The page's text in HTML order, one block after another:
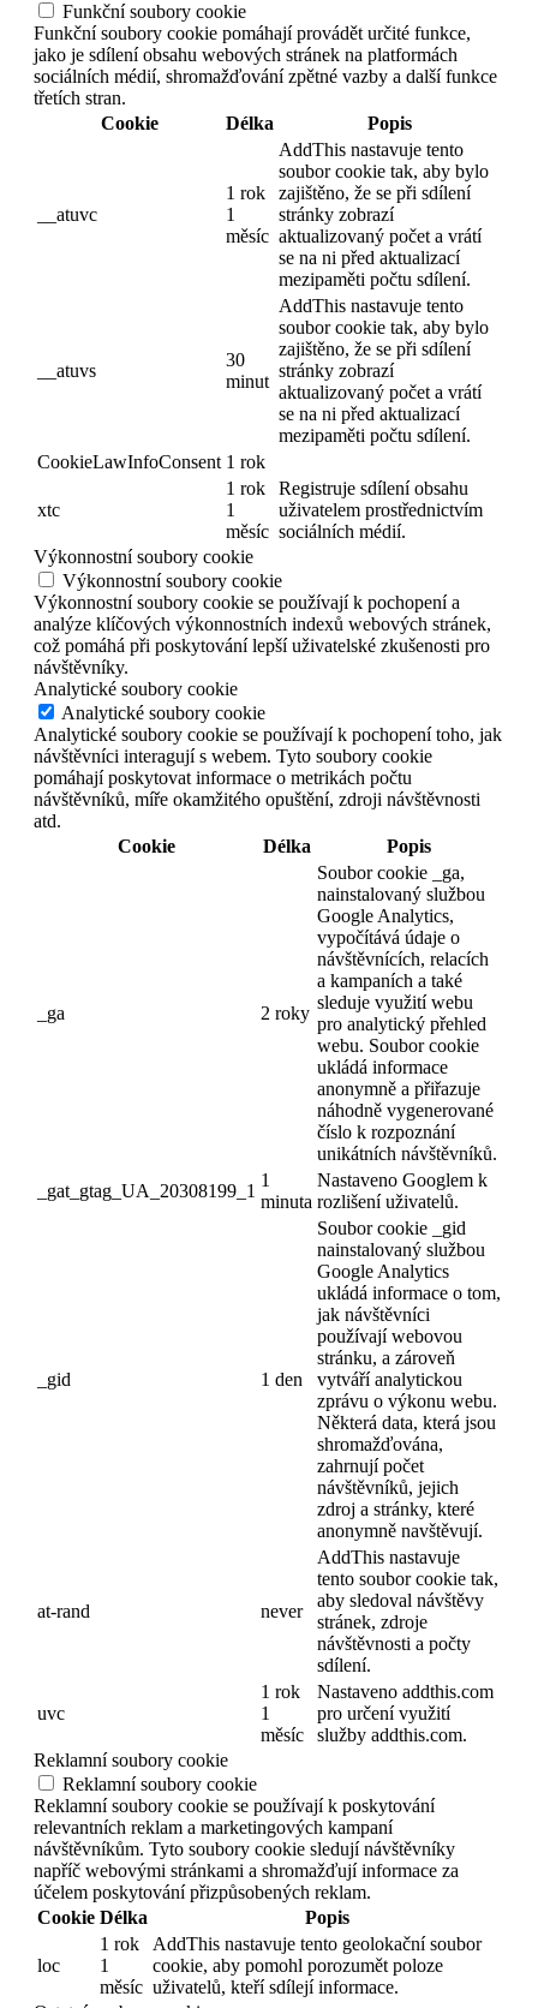
Funkční soubory cookie
Funkční soubory cookie pomáhají provádět určité funkce,
jako je sdílení obsahu webových stránek na platformách
sociálních médií, shromažďování zpětné vazby a další funkce
třetích stran.
Cookie
Délka Popis
__atuvc
1 rok
1
měsíc
AddThis nastavuje tento
soubor cookie tak, aby bylo
zajištěno, že se při sdílení
stránky zobrazí
aktualizovaný počet a vrátí
se na ni před aktualizací
mezipaměti počtu sdílení.
__atuvs
30
minut
AddThis nastavuje tento
soubor cookie tak, aby bylo
zajištěno, že se při sdílení
stránky zobrazí
aktualizovaný počet a vrátí
se na ni před aktualizací
mezipaměti počtu sdílení.
CookieLawInfoConsent 1 rok
xtc
1 rok
1
měsíc
Registruje sdílení obsahu
uživatelem prostřednictvím
sociálních médií.
Výkonnostní soubory cookie
Výkonnostní soubory cookie
Výkonnostní soubory cookie se používají k pochopení a
analýze klíčových výkonnostních indexů webových stránek,
což pomáhá při poskytování lepší uživatelské zkušenosti pro
návštěvníky.
Analytické soubory cookie
Analytické soubory cookie
Analytické soubory cookie se používají k pochopení toho, jak
návštěvníci interagují s webem. Tyto soubory cookie
pomáhají poskytovat informace o metrikách počtu
návštěvníků, míře okamžitého opuštění, zdroji návštěvnosti
atd.
Cookie
Délka Popis
_ga 2 roky
Soubor cookie _ga,
nainstalovaný službou
Google Analytics,
vypočítává údaje o
návštěvnících, relacích
a kampaních a také
sleduje využití webu
pro analytický přehled
webu. Soubor cookie
ukládá informace
anonymně a přiřazuje
náhodně vygenerované
číslo k rozpoznání
unikátních návštěvníků.
_gat_gtag_UA_20308199_1
1
minuta
Nastaveno Googlem k
rozlišení uživatelů.
_gid 1 den
Soubor cookie _gid
nainstalovaný službou
Google Analytics
ukládá informace o tom,
jak návštěvníci
používají webovou
stránku, a zároveň
vytváří analytickou
zprávu o výkonu webu.
Některá data, která jsou
shromažďována,
zahrnují počet
návštěvníků, jejich
zdroj a stránky, které
anonymně navštěvují.
at-rand never
AddThis nastavuje
tento soubor cookie tak,
aby sledoval návštěvy
stránek, zdroje
návštěvnosti a počty
sdílení.
uvc
1 rok
1
měsíc
Nastaveno addthis.com
pro určení využití
služby addthis.com.
Reklamní soubory cookie
Reklamní soubory cookie
Reklamní soubory cookie se používají k poskytování
relevantních reklam a marketingových kampaní
návštěvníkům. Tyto soubory cookie sledují návštěvníky
napříč webovými stránkami a shromažďují informace za
účelem poskytování přizpůsobených reklam.
Cookie Délka Popis
loc
1 rok
1
měsíc
AddThis nastavuje tento geolokační soubor
cookie, aby pomohl porozumět poloze
uživatelů, kteří sdílejí informace.